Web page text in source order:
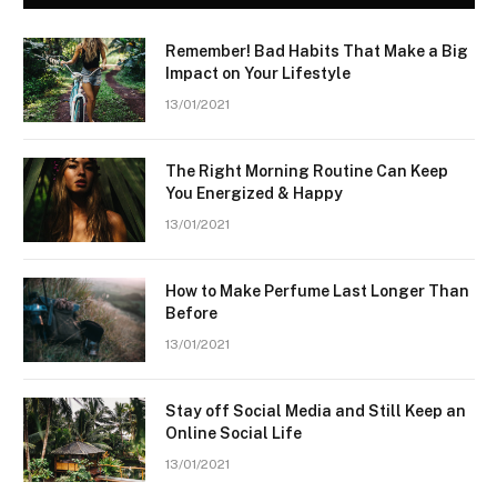
Remember! Bad Habits That Make a Big
Impact on Your Lifestyle
13/01/2021
The Right Morning Routine Can Keep
You Energized & Happy
13/01/2021
How to Make Perfume Last Longer Than
Before
13/01/2021
Stay off Social Media and Still Keep an
Online Social Life
13/01/2021